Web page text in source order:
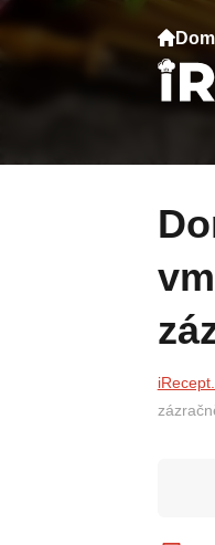
Domácí olejíček, který stačí 5 minut denně